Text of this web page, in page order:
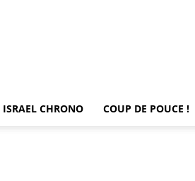
ISRAEL CHRONO COUP DE POUCE !